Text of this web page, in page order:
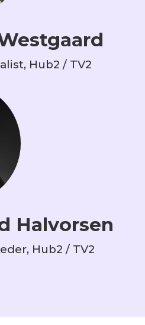
Hub2 / TV2
Halvorsen
Hub2 / TV2